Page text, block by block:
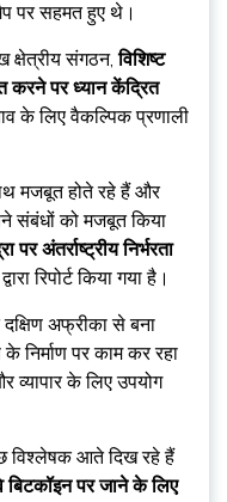
पर सहमत हुए थे।
संगठन,विशिष्ट
करने पर ध्यान केंद्रित
के लिए वैकल्पिक प्रणाली
मजबूत होते रहे हैं और
संबंधों को मजबूत किया
अंतर्राष्ट्रीय निर्भरता
रिपोर्ट किया गया है।
अफ्रीका से बना
निर्माण पर काम कर रहा
के लिए उपयोग
विश्लेषक आते दिख रहे हैं
पर जाने के लिए